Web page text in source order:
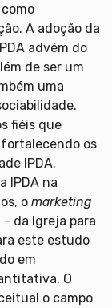
A adoção da
advém do
de ser um
uma
fiéis que
os
IPDA.
IPDA na
o marketing
- da Igreja para
este estudo
em
O
o campo